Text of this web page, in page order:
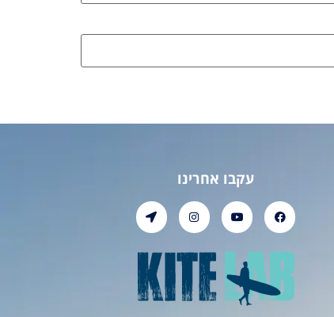
עקבו אחרינו